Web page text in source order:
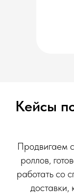
Кейсы
Продвигаем
роллов,
работать со
доставки,